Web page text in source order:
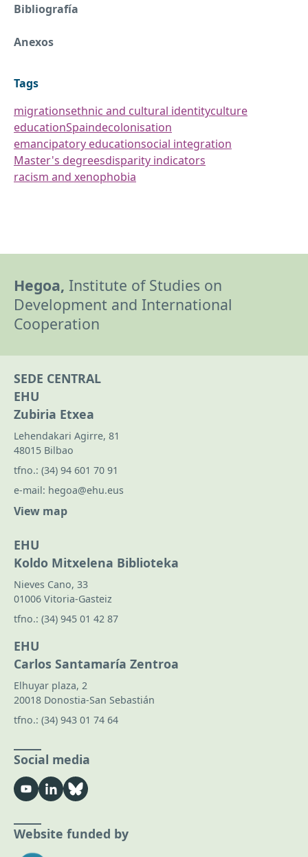
Bibliografía
Anexos
Tags
migrationsethnic and cultural identityculture
educationSpaindecolonisation
emancipatory educationsocial integration
Master's degreesdisparity indicators
racism and xenophobia
Hegoa, Institute of Studies on
Development and International
Cooperation
SEDE CENTRAL
EHU
Zubiria Etxea
Lehendakari Agirre, 81
48015 Bilbao
tfno.: (34) 94 601 70 91
e-mail: hegoa@ehu.eus
View map
EHU
Koldo Mitxelena Biblioteka
Nieves Cano, 33
01006 Vitoria-Gasteiz
tfno.: (34) 945 01 42 87
EHU
Carlos Santamaría Zentroa
Elhuyar plaza, 2
20018 Donostia-San Sebastián
tfno.: (34) 943 01 74 64
Social media
Website funded by